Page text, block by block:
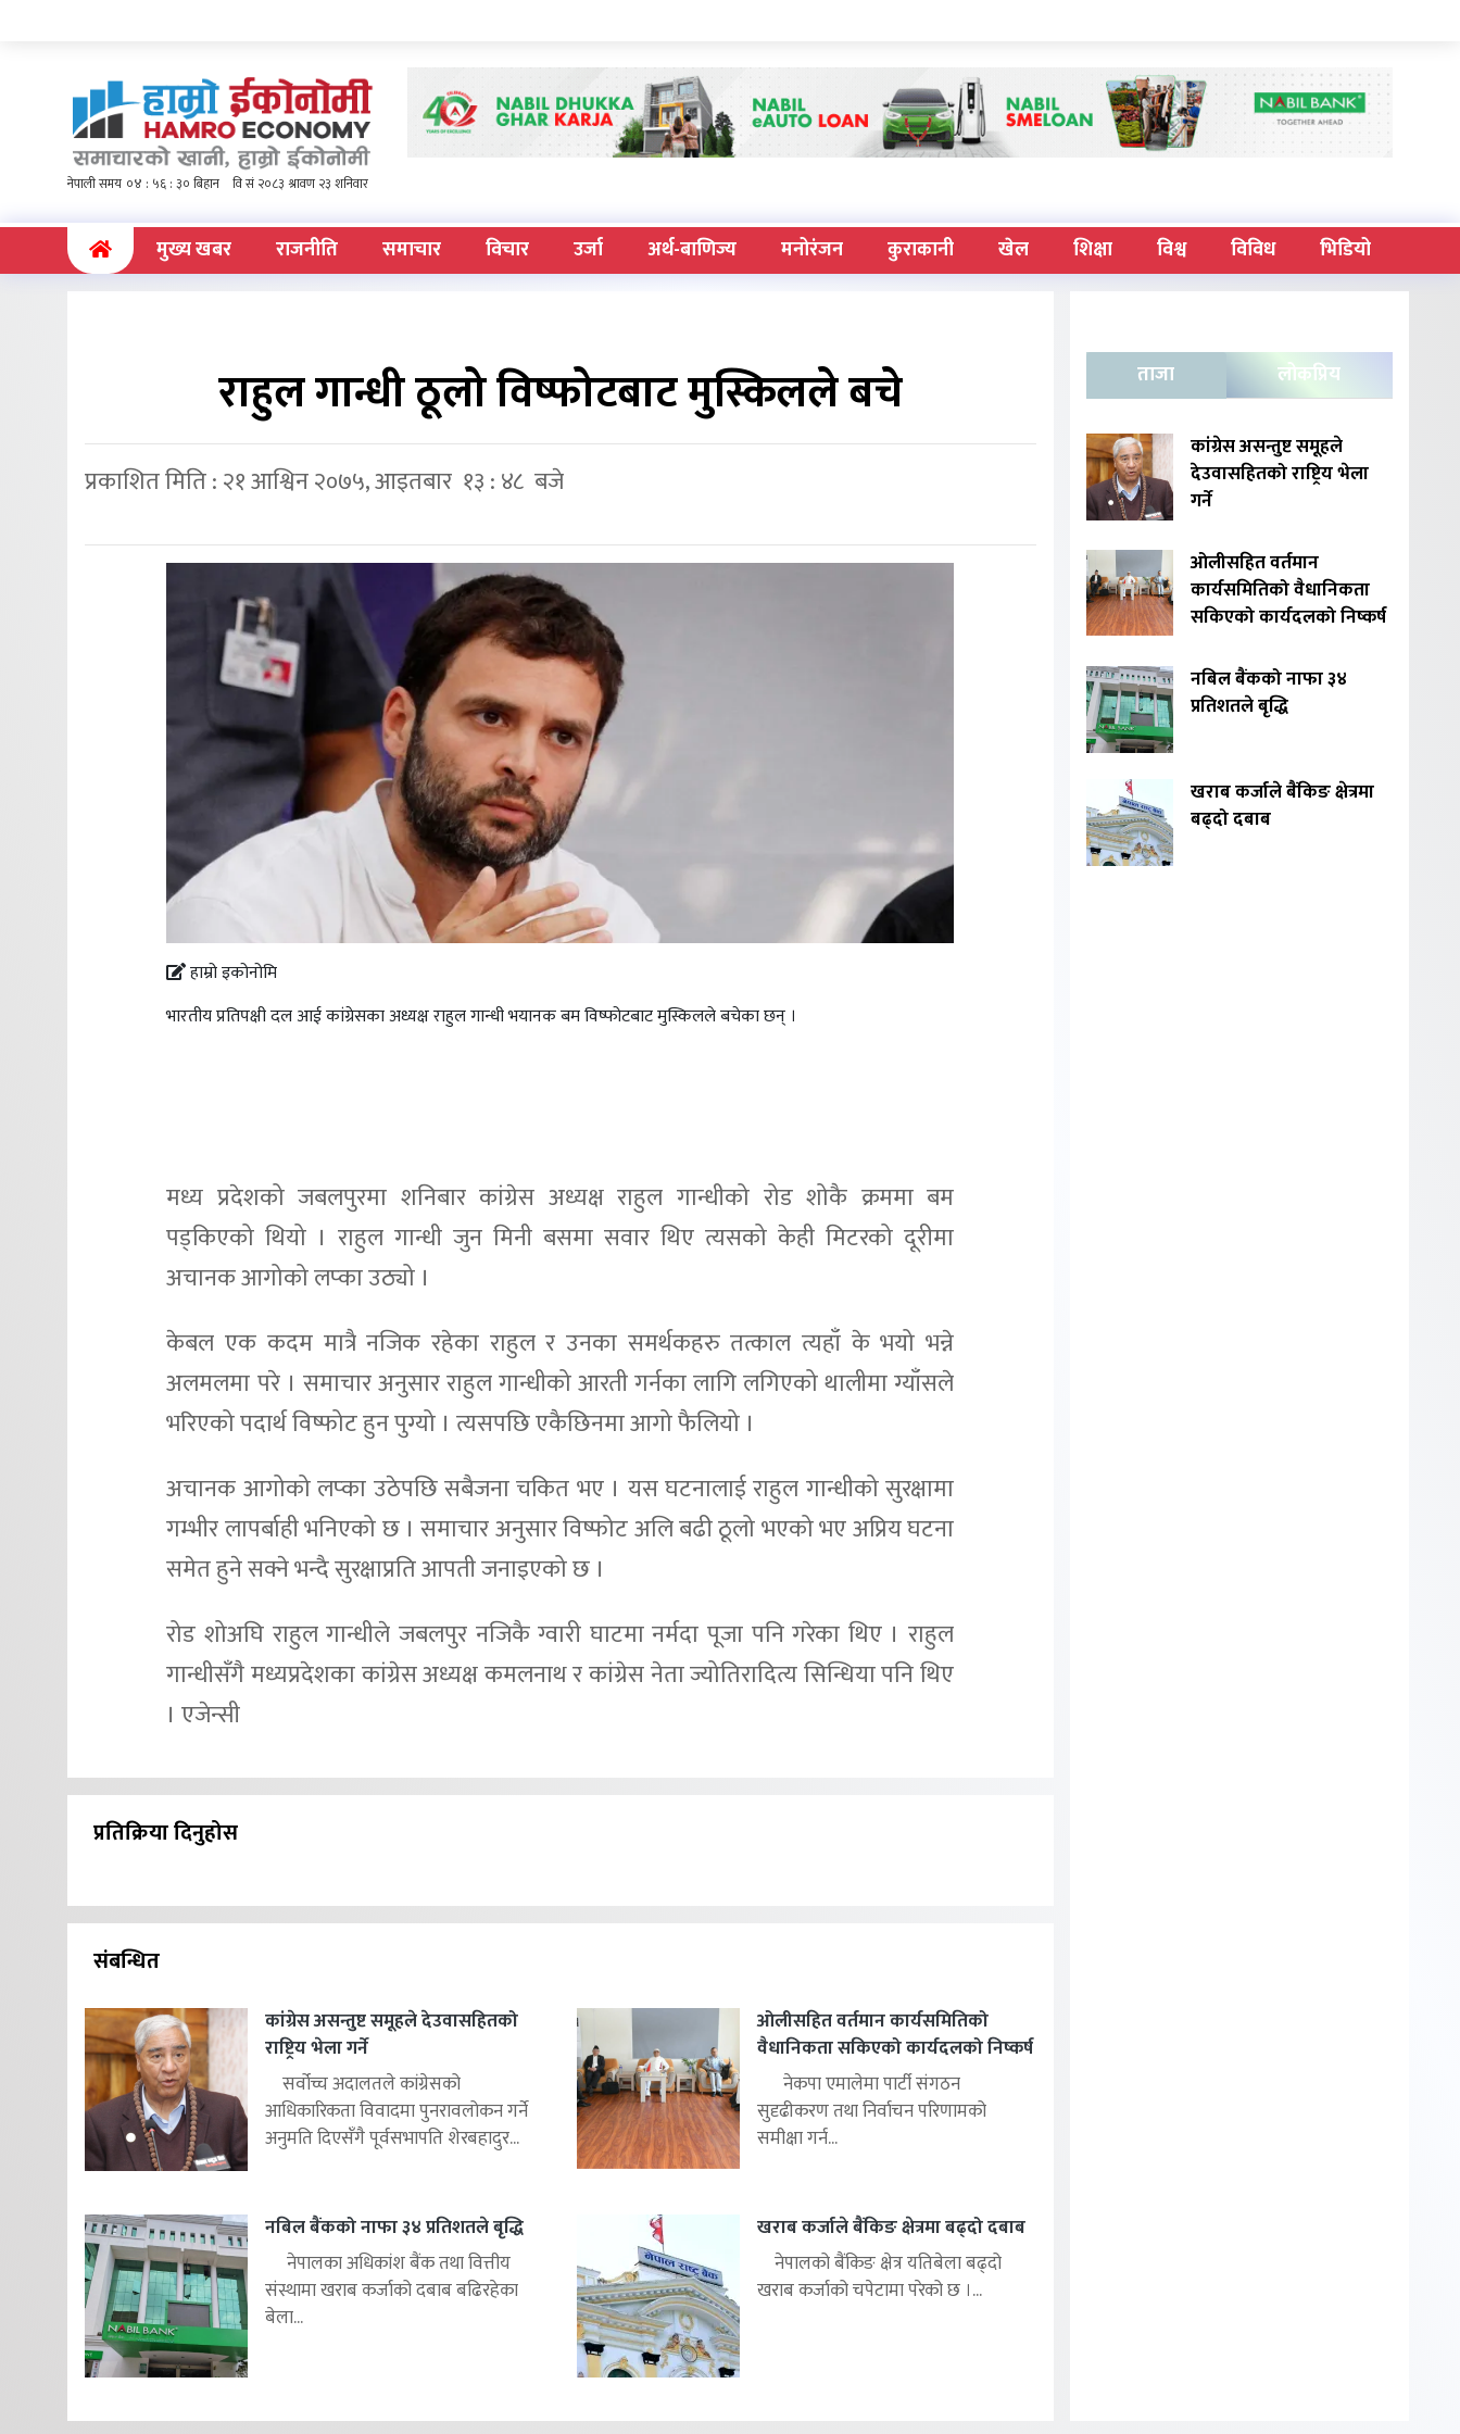
(current)मुख्य खबर राजनीति समाचार विचार उर्जा अर्थ-बाणिज्य मनोरंजन कुराकानी खेल शिक्षा विश्व विविध भिडियो
राहुल गान्धी ठूलो विष्फोटबाट मुस्किलले बचे
प्रकाशित मिति : २१ आश्विन २०७५, आइतबार १३ : ४८ बजे
हाम्रो इकोनोमि
भारतीय प्रतिपक्षी दल आई कांग्रेसका अध्यक्ष राहुल गान्धी भयानक बम विष्फोटबाट मुस्किलले बचेका छन् ।
मध्य प्रदेशको जबलपुरमा शनिबार कांग्रेस अध्यक्ष राहुल गान्धीको रोड शोकै क्रममा बम
पड्किएको थियो । राहुल गान्धी जुन मिनी बसमा सवार थिए त्यसको केही मिटरको दूरीमा
अचानक आगोको लप्का उठ्यो ।
केबल एक कदम मात्रै नजिक रहेका राहुल र उनका समर्थकहरु तत्काल त्यहाँ के भयो भन्ने
अलमलमा परे । समाचार अनुसार राहुल गान्धीको आरती गर्नका लागि लगिएको थालीमा ग्याँसले
भरिएको पदार्थ विष्फोट हुन पुग्यो । त्यसपछि एकैछिनमा आगो फैलियो ।
अचानक आगोको लप्का उठेपछि सबैजना चकित भए । यस घटनालाई राहुल गान्धीको सुरक्षामा
गम्भीर लापर्बाही भनिएको छ । समाचार अनुसार विष्फोट अलि बढी ठूलो भएको भए अप्रिय घटना
समेत हुने सक्ने भन्दै सुरक्षाप्रति आपती जनाइएको छ ।
रोड शोअघि राहुल गान्धीले जबलपुर नजिकै ग्वारी घाटमा नर्मदा पूजा पनि गरेका थिए । राहुल
गान्धीसँगै मध्यप्रदेशका कांग्रेस अध्यक्ष कमलनाथ र कांग्रेस नेता ज्योतिरादित्य सिन्धिया पनि थिए
। एजेन्सी
प्रतिक्रिया दिनुहोस
संबन्धित
कांग्रेस असन्तुष्ट समूहले देउवासहितको
राष्ट्रिय भेला गर्ने
सर्वोच्च अदालतले कांग्रेसको
आधिकारिकता विवादमा पुनरावलोकन गर्ने
अनुमति दिएसँगै पूर्वसभापति शेरबहादुर...
ओलीसहित वर्तमान कार्यसमितिको
वैधानिकता सकिएको कार्यदलको निष्कर्ष
नेकपा एमालेमा पार्टी संगठन
सुदृढीकरण तथा निर्वाचन परिणामको
समीक्षा गर्न...
नबिल बैंकको नाफा ३४ प्रतिशतले बृद्धि
नेपालका अधिकांश बैंक तथा वित्तीय
संस्थामा खराब कर्जाको दबाब बढिरहेका
बेला...
खराब कर्जाले बैंकिङ क्षेत्रमा बढ्दो दबाब
नेपालको बैंकिङ क्षेत्र यतिबेला बढ्दो
खराब कर्जाको चपेटामा परेको छ ।...
ताजा लोकप्रिय
कांग्रेस असन्तुष्ट समूहले
देउवासहितको राष्ट्रिय भेला
गर्ने
ओलीसहित वर्तमान
कार्यसमितिको वैधानिकता
सकिएको कार्यदलको निष्कर्ष
नबिल बैंकको नाफा ३४
प्रतिशतले बृद्धि
खराब कर्जाले बैंकिङ क्षेत्रमा
बढ्दो दबाब